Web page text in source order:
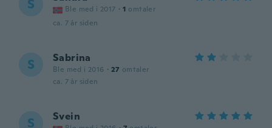
S Ble med i 2017 · 1 omtaler
ca. 7 år siden
S Sabrina
Ble med i 2016 · 27 omtaler
ca. 7 år siden
S Svein